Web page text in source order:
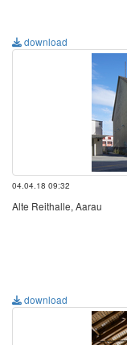
download
04.04.18 09:32
Alte Reithalle, Aarau
download